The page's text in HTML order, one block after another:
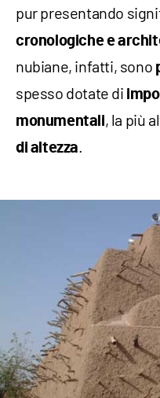
pur presentando
cronologiche e
nubiane, infatti, sono
spesso dotate di
monumentali, la più
di altezza